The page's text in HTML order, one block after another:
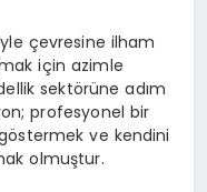
çevresine ilham
için azimle
sektörüne adım
profesyonel bir
ve kendini
olmuştur.